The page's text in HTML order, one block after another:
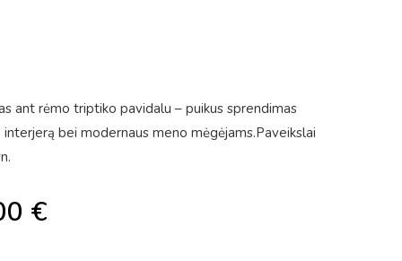
ant rėmo triptiko pavidalu – puikus sprendimas
bei modernaus meno mėgėjams.Paveikslai
€